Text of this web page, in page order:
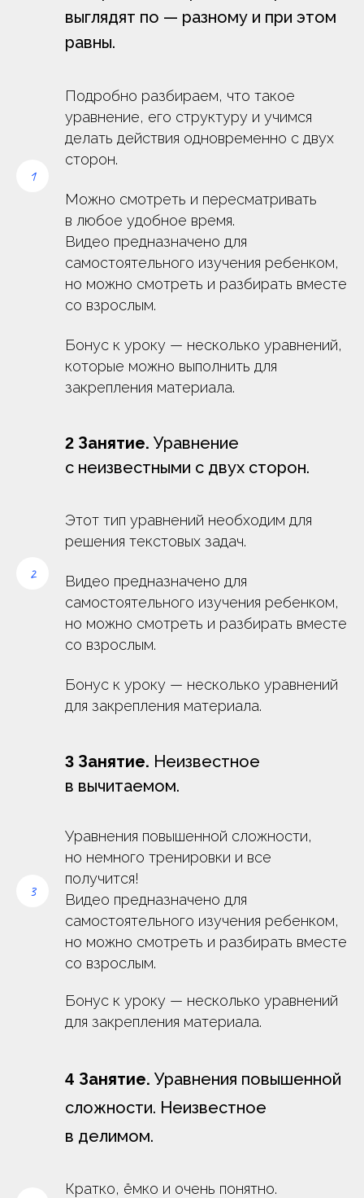
выглядят по — разному и при этом
равны.
Подробно разбираем, что такое
уравнение, его структуру и учимся
делать действия одновременно с двух
сторон.
Можно смотреть и пересматривать
в любое удобное время.
Видео предназначено для
самостоятельного изучения ребенком,
но можно смотреть и разбирать вместе
со взрослым.
Бонус к уроку — несколько уравнений,
которые можно выполнить для
закрепления материала.
2 Занятие. Уравнение
с неизвестными с двух сторон.
Этот тип уравнений необходим для
решения текстовых задач.
Видео предназначено для
самостоятельного изучения ребенком,
но можно смотреть и разбирать вместе
со взрослым.
Бонус к уроку — несколько уравнений
для закрепления материала.
3 Занятие. Неизвестное
в вычитаемом.
Уравнения повышенной сложности,
но немного тренировки и все
получится!
Видео предназначено для
самостоятельного изучения ребенком,
но можно смотреть и разбирать вместе
со взрослым.
Бонус к уроку — несколько уравнений
для закрепления материала.
4 Занятие. Уравнения повышенной
сложности. Неизвестное
в делимом.
Кратко, ёмко и очень понятно.